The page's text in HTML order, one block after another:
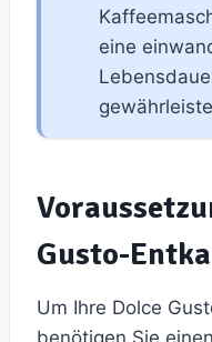
eine
Gusto-
Um Ihre Dolce